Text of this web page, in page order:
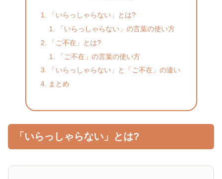
「いらっしゃらない」とは?
「いらっしゃらない」の言葉の使い方
「ご不在」とは?
「ご不在」の言葉の使い方
「いらっしゃらない」と「ご不在」の違い
まとめ
「いらっしゃらない」とは?